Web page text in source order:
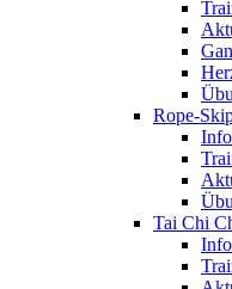
Rope-
Tai Chi